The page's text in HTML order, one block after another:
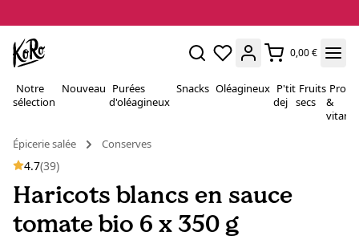
0,00 €
Notre
sélection
Nouveau Purées
d'oléagineux
Snacks Oléagineux P'tit
dej
Fruits
secs
&
Épicerie salée
Conserves
4.7(39)
Haricots blancs en sauce
tomate bio 6 x 350 g